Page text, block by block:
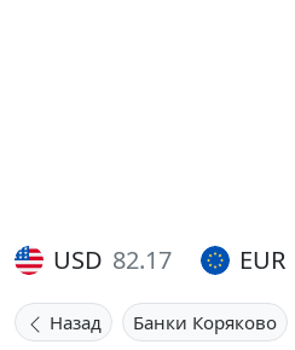
USD 82.17 EUR
Назад Банки Коряково